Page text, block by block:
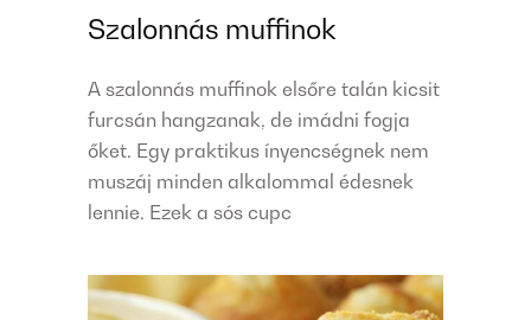
Szalonnás muffinok
A szalonnás muffinok elsőre talán kicsit
furcsán hangzanak, de imádni fogja
őket. Egy praktikus ínyencségnek nem
muszáj minden alkalommal édesnek
lennie. Ezek a sós cupc